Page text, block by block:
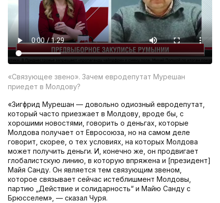
«Связующее звено». Зачем евродепутат Мурешан
приедет в Молдову?
«Зигфрид Мурешан — довольно одиозный евродепутат,
который часто приезжает в Молдову, вроде бы, с
хорошими новостями, говорить о деньгах, которые
Молдова получает от Евросоюза, но на самом деле
говорит, скорее, о тех условиях, на которых Молдова
может получить деньги. И, конечно же, он продвигает
глобалистскую линию, в которую впряжена и [президент]
Майя Санду. Он является тем связующим звеном,
которое связывает сейчас истеблишмент Молдовы,
партию „Действие и солидарность“ и Майю Санду с
Брюсселем», — сказал Чуря.